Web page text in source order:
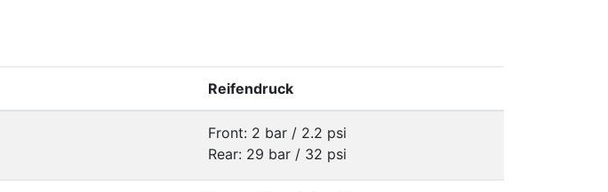
Reifendruck
Front: 2 bar / 2.2 psi
Rear: 29 bar / 32 psi